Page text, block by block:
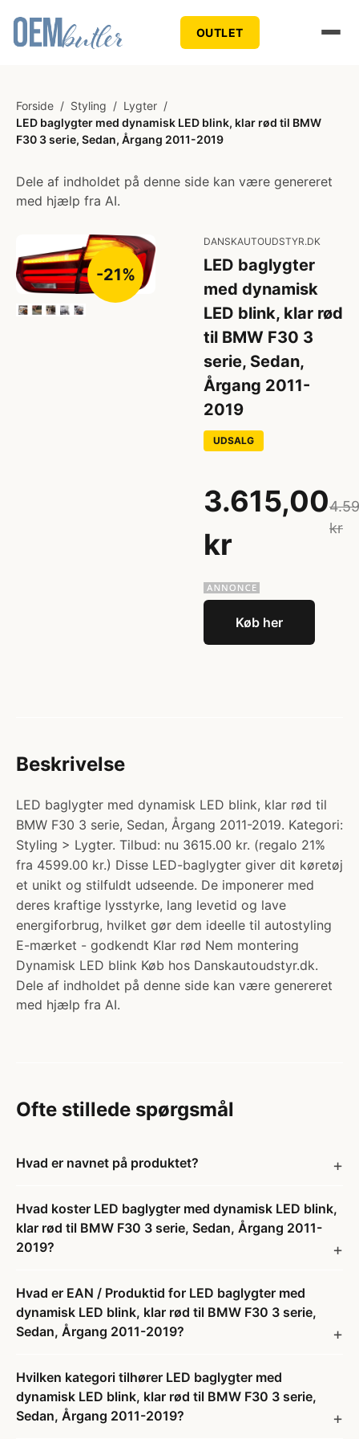
OUTLET
Forside / Styling / Lygter /
LED baglygter med dynamisk LED blink, klar rød til BMW
F30 3 serie, Sedan, Årgang 2011-2019
Dele af indholdet på denne side kan være genereret
med hjælp fra AI.
-21%
DANSKAUTOUDSTYR.DK
LED baglygter
med dynamisk
LED blink, klar rød
til BMW F30 3
serie, Sedan,
Årgang 2011-
2019
UDSALG
3.615,00
kr
kr
Køb her
Beskrivelse
LED baglygter med dynamisk LED blink, klar rød til
BMW F30 3 serie, Sedan, Årgang 2011-2019. Kategori:
Styling > Lygter. Tilbud: nu 3615.00 kr. (regalo 21%
fra 4599.00 kr.) Disse LED-baglygter giver dit køretøj
et unikt og stilfuldt udseende. De imponerer med
deres kraftige lysstyrke, lang levetid og lave
energiforbrug, hvilket gør dem ideelle til autostyling
E-mærket - godkendt Klar rød Nem montering
Dynamisk LED blink Køb hos Danskautoudstyr.dk.
Dele af indholdet på denne side kan være genereret
med hjælp fra AI.
Ofte stillede spørgsmål
Hvad er navnet på produktet?
Hvad koster LED baglygter med dynamisk LED blink,
klar rød til BMW F30 3 serie, Sedan, Årgang 2011-
2019?
Hvad er EAN / Produktid for LED baglygter med
dynamisk LED blink, klar rød til BMW F30 3 serie,
Sedan, Årgang 2011-2019?
Hvilken kategori tilhører LED baglygter med
dynamisk LED blink, klar rød til BMW F30 3 serie,
Sedan, Årgang 2011-2019?